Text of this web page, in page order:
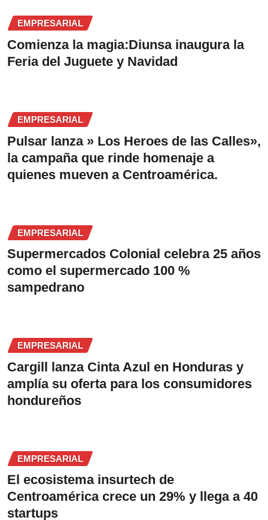
EMPRESARIAL
Comienza la magia:Diunsa inaugura la
Feria del Juguete y Navidad
EMPRESARIAL
Pulsar lanza » Los Heroes de las Calles»,
la campaña que rinde homenaje a
quienes mueven a Centroamérica.
EMPRESARIAL
Supermercados Colonial celebra 25 años
como el supermercado 100 %
sampedrano
EMPRESARIAL
Cargill lanza Cinta Azul en Honduras y
amplía su oferta para los consumidores
hondureños
EMPRESARIAL
El ecosistema insurtech de
Centroamérica crece un 29% y llega a 40
startups